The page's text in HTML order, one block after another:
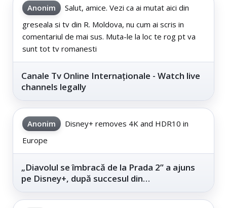
Anonim
Salut, amice. Vezi ca ai mutat aici din
greseala si tv din R. Moldova, nu cum ai scris in
comentariul de mai sus. Muta-le la loc te rog pt va
sunt tot tv romanesti
Canale Tv Online Internaționale - Watch live
channels legally
Anonim
Disney+ removes 4K and HDR10 in
Europe
„Diavolul se îmbracă de la Prada 2” a ajuns
pe Disney+, după succesul din